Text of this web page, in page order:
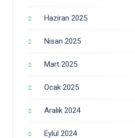
Haziran 2025
Nisan 2025
Mart 2025
Ocak 2025
Aralık 2024
Eylül 2024